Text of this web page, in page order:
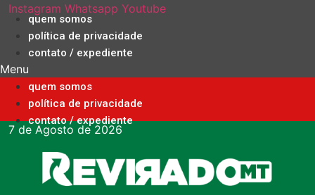
conteúdo
Instagram Whatsapp Youtube
quem somos
política de privacidade
contato / expediente
Menu
quem somos
política de privacidade
contato / expediente
7 de Agosto de 2026